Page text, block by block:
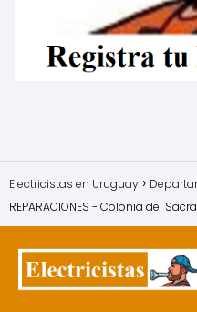
Electricistas en Uruguay
REPARACIONES - Colonia del